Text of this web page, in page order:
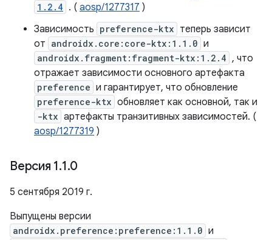
1.2.4 . ( aosp/1277317 )
Зависимость preference-ktx теперь зависит
от androidx.core:core-ktx:1.1.0 и
androidx.fragment:fragment-ktx:1.2.4 , что
отражает зависимости основного артефакта
preference и гарантирует, что обновление
preference-ktx обновляет как основной, так и
-ktx артефакты транзитивных зависимостей. (
aosp/1277319 )
Версия 1.1.0
5 сентября 2019 г.
Выпущены версии
androidx.preference:preference:1.1.0 и